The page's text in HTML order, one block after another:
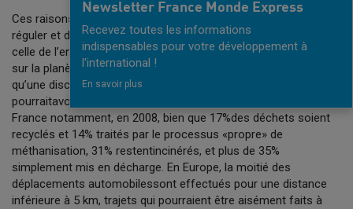
Ces raisons nous font comprendre la nécessité absolue de
réguler et de responsabiliser l’activité des entreprisescomme
celle de l’ensemble des acteurs économiques, où qu’ils soient
sur la planète.En effet, de nombreuses études ont attesté
qu’une discipline simple appliquée à notre quotidien
pourraitavoir une incidence formidable sur l’environnement. En
France notamment, en 2008, bien que 17%des déchets soient
recyclés et 14% traités par le processus «propre» de
méthanisation, 31% restentincinérés, et plus de 35%
simplement mis en décharge. En Europe, la moitié des
déplacements automobilessont effectués pour une distance
inférieure à 5 km, trajets qui pourraient être aisément faits à
Newsletter France Monde Express
Recevez toutes les informations
indispensables pour votre développement à
l'international !
En savoir plus